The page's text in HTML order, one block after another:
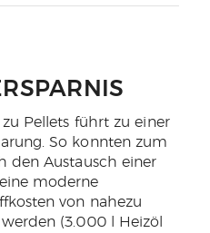
Pellets führt zu einer
So konnten zum
den Austausch einer
moderne
von nahezu
(3.000 l Heizöl